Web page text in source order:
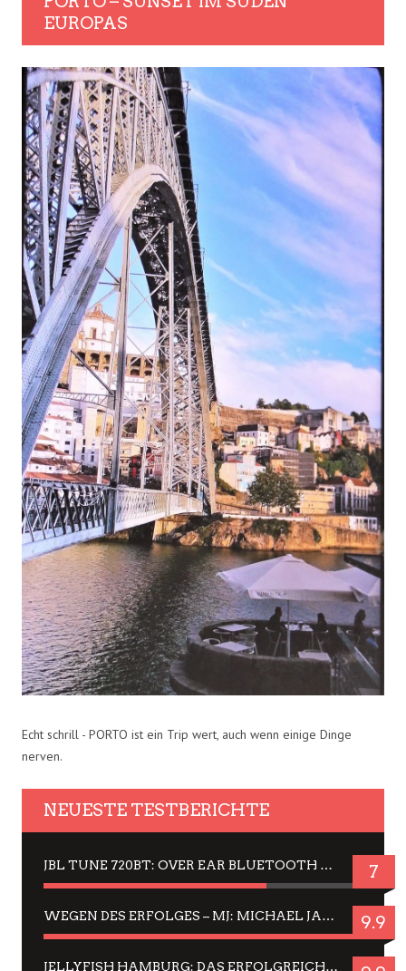
EUROPAS
Echt schrill - PORTO ist ein Trip wert, auch wenn einige Dinge
nerven.
NEUESTE TESTBERICHTE
JBL TUNE 720BT: OVER EAR BLUETOOTH KOPFHÖRER UM DIE 50,-€ IM DAUER-TEST 7
WEGEN DES ERFOLGES – MJ: MICHAEL JACKSON MUSICAL IN EINER MATINEE SEHEN 9.9
JELLYFISH HAMBURG: DAS ERFOLGREICHE SOMMER-MENÜ 2025 IN GEFÜHLEN UND BILDERN